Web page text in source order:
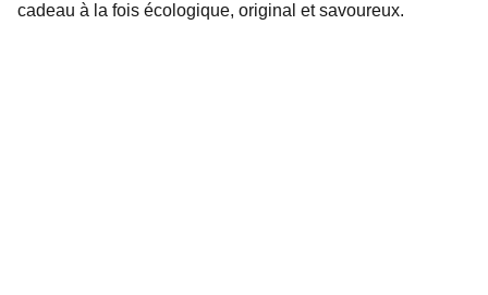
cadeau à la fois écologique, original et savoureux.